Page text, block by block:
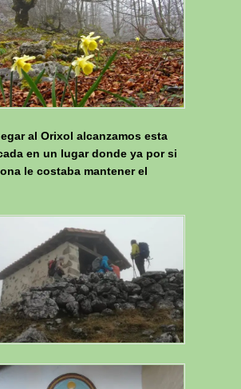
al Orixol alcanzamos esta
en un lugar donde ya por si
le costaba mantener el